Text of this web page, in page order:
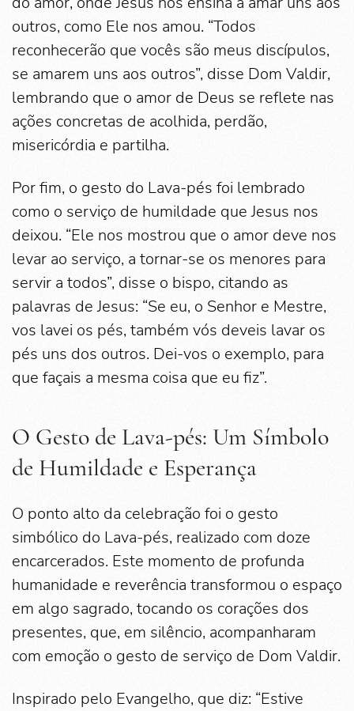
outros, como Ele nos amou. “Todos
reconhecerão que vocês são meus discípulos,
se amarem uns aos outros”, disse Dom Valdir,
lembrando que o amor de Deus se reflete nas
ações concretas de acolhida, perdão,
misericórdia e partilha.
Por fim, o gesto do Lava-pés foi lembrado
como o serviço de humildade que Jesus nos
deixou. “Ele nos mostrou que o amor deve nos
levar ao serviço, a tornar-se os menores para
servir a todos”, disse o bispo, citando as
palavras de Jesus: “Se eu, o Senhor e Mestre,
vos lavei os pés, também vós deveis lavar os
pés uns dos outros. Dei-vos o exemplo, para
que façais a mesma coisa que eu fiz”.
O Gesto de Lava-pés: Um Símbolo
de Humildade e Esperança
O ponto alto da celebração foi o gesto
simbólico do Lava-pés, realizado com doze
encarcerados. Este momento de profunda
humanidade e reverência transformou o espaço
em algo sagrado, tocando os corações dos
presentes, que, em silêncio, acompanharam
com emoção o gesto de serviço de Dom Valdir.
Inspirado pelo Evangelho, que diz: “Estive